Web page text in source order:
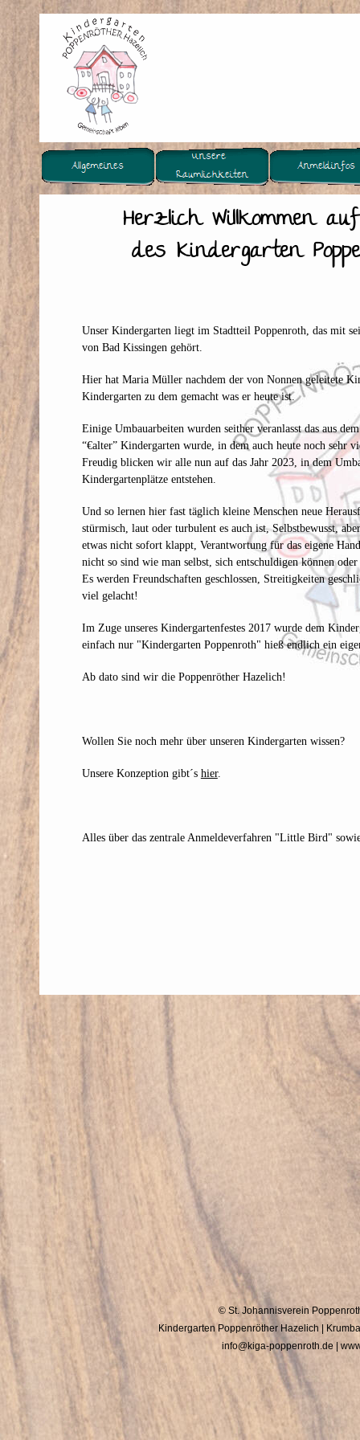
Herzlich Willkommen
des Kindergarten
Unser Kindergarten liegt im Stadtteil Poppenroth, das mit
von Bad Kissingen gehört.
Hier hat Maria Müller nachdem der von Nonnen geleitete
Kindergarten zu dem gemacht was er heute ist.
Einige Umbauarbeiten wurden seither veranlasst das aus
“€alter” Kindergarten wurde, in dem auch heute noch sehr
Freudig blicken wir alle nun auf das Jahr 2023, in dem
Kindergartenplätze entstehen.
Und so lernen hier fast täglich kleine Menschen neue
stürmisch, laut oder turbulent es auch ist, Selbstbewusst,
etwas nicht sofort klappt, Verantwortung für das eigene
nicht so sind wie man selbst, sich entschuldigen können
Es werden Freundschaften geschlossen, Streitigkeiten
viel gelacht!
Im Zuge unseres Kindergartenfestes 2017 wurde dem
einfach nur "Kindergarten Poppenroth" hieß endlich ein
Ab dato sind wir die Poppenröther Hazelich!
Wollen Sie noch mehr über unseren Kindergarten wissen?
Unsere Konzeption gibt´s hier.
Alles über das zentrale Anmeldeverfahren "Little Bird"
© St. Johannisverein
Kindergarten Poppenröther Hazelich |
info@kiga-poppenroth.de |